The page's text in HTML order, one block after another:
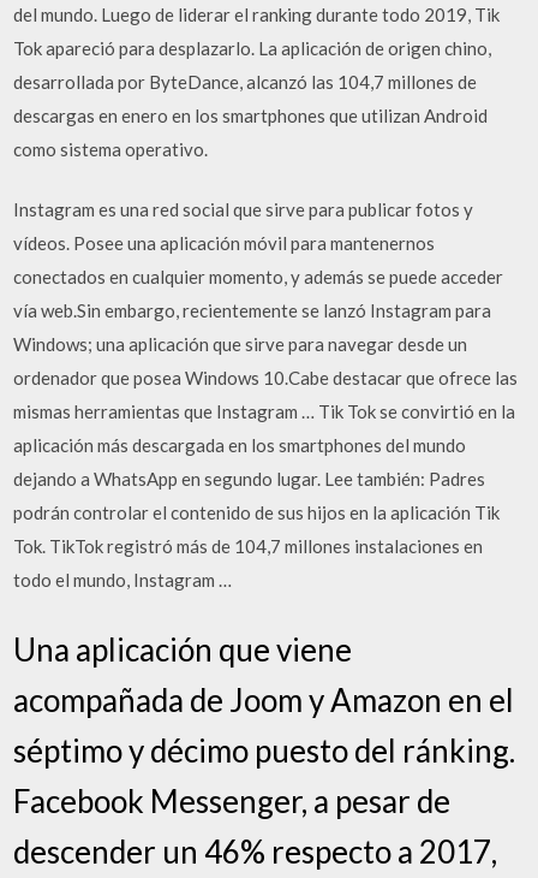
del mundo. Luego de liderar el ranking durante todo 2019, Tik
Tok apareció para desplazarlo. La aplicación de origen chino,
desarrollada por ByteDance, alcanzó las 104,7 millones de
descargas en enero en los smartphones que utilizan Android
como sistema operativo.
Instagram es una red social que sirve para publicar fotos y
vídeos. Posee una aplicación móvil para mantenernos
conectados en cualquier momento, y además se puede acceder
vía web.Sin embargo, recientemente se lanzó Instagram para
Windows; una aplicación que sirve para navegar desde un
ordenador que posea Windows 10.Cabe destacar que ofrece las
mismas herramientas que Instagram … Tik Tok se convirtió en la
aplicación más descargada en los smartphones del mundo
dejando a WhatsApp en segundo lugar. Lee también: Padres
podrán controlar el contenido de sus hijos en la aplicación Tik
Tok. TikTok registró más de 104,7 millones instalaciones en
todo el mundo, Instagram …
Una aplicación que viene
acompañada de Joom y Amazon en el
séptimo y décimo puesto del ránking.
Facebook Messenger, a pesar de
descender un 46% respecto a 2017,